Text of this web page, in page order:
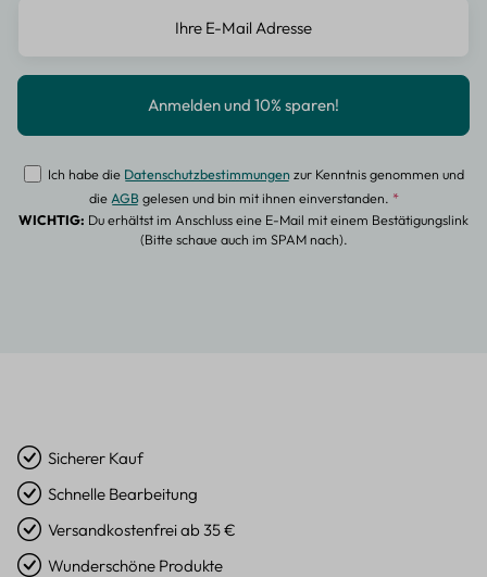
Ich habe die Datenschutzbestimmungenzur Kenntnis genommen und
dieAGBgelesen und bin mit ihnen einverstanden. *
WICHTIG: Du erhältst im Anschluss eine E-Mail mit einem Bestätigungslink
(Bitte schaue auch im SPAM nach).
Sicherer Kauf
Schnelle Bearbeitung
Versandkostenfrei ab 35 €
Wunderschöne Produkte